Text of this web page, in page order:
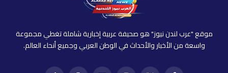
موقع "عرب لندن نيوز" هو صحيفة عربية إخبارية شاملة تغطي مجموعة
واسعة من الأخبار والأحداث في الوطن العربي وجميع أنحاء العالم.